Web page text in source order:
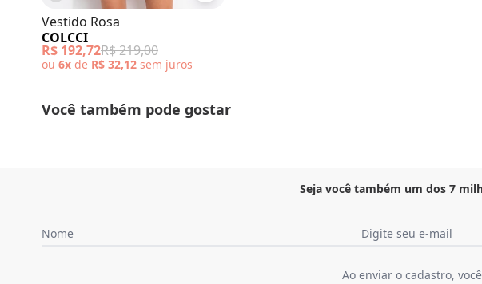
Vestido Rosa
COLCCI
R$ 192,72R$ 219,00
ou 6x de R$ 32,12 sem juros
Você também pode gostar
Seja você também um dos 7
Nome Digite seu e-mail
Ao enviar o cadastro,